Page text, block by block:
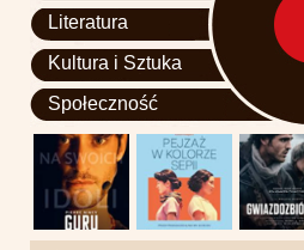
Literatura
Kultura i Sztuka
Społeczność